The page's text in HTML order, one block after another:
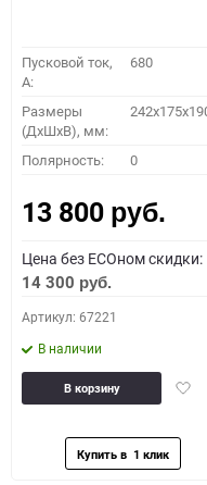
Пусковой ток,
A:
680
Размеры
(ДхШхВ), мм:
Полярность: 0
13 800 руб.
Цена без ECOном скидки:
14 300 руб.
Артикул: 67221
В наличии
В корзину